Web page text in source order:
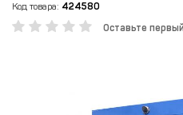
Код товара: 424580
Оставьте